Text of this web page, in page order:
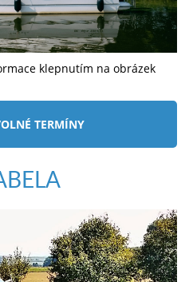
klepnutím na obrázek
TERMÍNY